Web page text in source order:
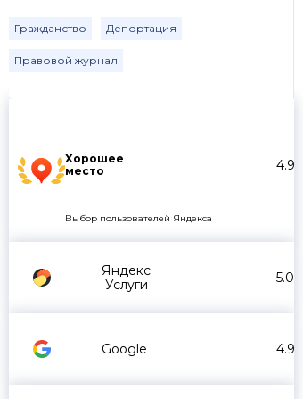
Хорошее
место
4.9
Выбор пользователей Яндекса
Яндекс
Услуги
5.0
Google 4.9
Гражданство Депортация
Правовой журнал